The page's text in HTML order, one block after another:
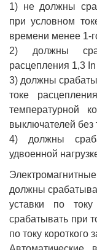
1) не должны
при условном
времени менее 1-
2) должны
расцепления 1,3 In
3) должны
токе
температурной
выключателей без
4) должны
удвоенной
должны
уставки по
срабатывать при
по току короткого